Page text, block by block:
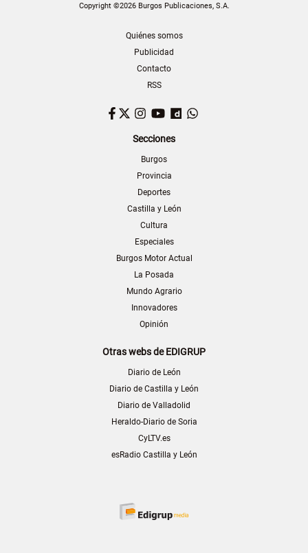
Copyright ©2026 Burgos Publicaciones, S.A.
Quiénes somos
Publicidad
Contacto
RSS
Facebook
TwitterInstagram
YouTubeDailymotion
Secciones
Burgos
Provincia
Deportes
Castilla y León
Cultura
Especiales
Burgos Motor Actual
La Posada
Mundo Agrario
Innovadores
Opinión
Otras webs de EDIGRUP
Diario de León
Diario de Castilla y León
Diario de Valladolid
Heraldo-Diario de Soria
CyLTV.es
esRadio Castilla y León